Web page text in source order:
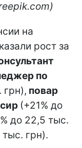
на
рост за
по
грн), повар
(+21% до
до 22,5 тыс.
грн).